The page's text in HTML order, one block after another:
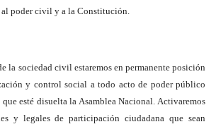
al poder civil y a la Constitución.
la sociedad civil estaremos en permanente posición
y control social a todo acto de poder público
esté disuelta la Asamblea Nacional. Activaremos
y legales de participación ciudadana que sean